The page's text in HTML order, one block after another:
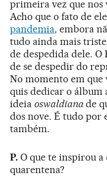
primeira vez que nos
Acho que o fato de
pandemia, embora
tudo ainda mais
de despedida dele. O
de se despedir do
No momento em que
quis dedicar o álbum
ideia oswaldiana de
dos nove. É tudo por
também.
P. O que te inspirou
quarentena?